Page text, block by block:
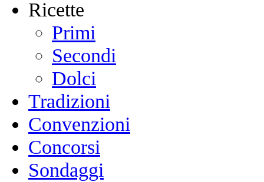
Ricette
Primi
Secondi
Dolci
Tradizioni
Convenzioni
Concorsi
Sondaggi